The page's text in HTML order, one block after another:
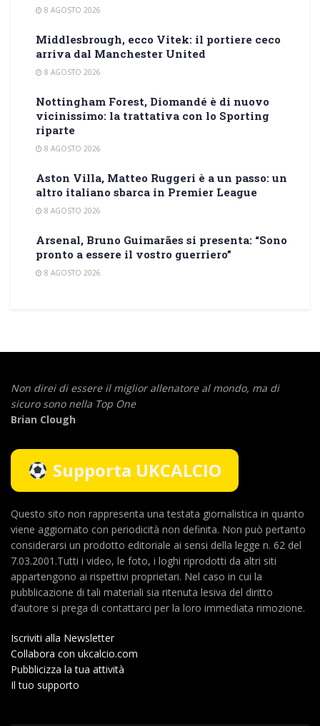
8 AGOSTO 2026
Middlesbrough, ecco Vitek: il portiere ceco
arriva dal Manchester United
8 AGOSTO 2026
Nottingham Forest, Diomandé è di nuovo
vicinissimo: la trattativa con lo Sporting
riparte
8 AGOSTO 2026
Aston Villa, Matteo Ruggeri è a un passo: un
altro italiano sbarca in Premier League
8 AGOSTO 2026
Arsenal, Bruno Guimarães si presenta: “Sono
pronto a essere il vostro guerriero”
8 AGOSTO 2026
Non direi di essere il miglior allenatore al mondo, ma di
sicuro sono nella Top One
Brian Clough
Supporta UKCALCIO
Questo sito non rappresenta una testata giornalistica in quanto
viene aggiornato con periodicità non definita. Non può pertanto
considerarsi un prodotto editoriale ai sensi della legge n. 62 del
7.03.2001.Tutti i video, le foto, i loghi riprodotti da altri siti
appartengono ai rispettivi proprietari. Nel caso in cui la
pubblicazione di tali materiali sia ritenuta lesiva del diritto
d’autore si prega di contattarci per la loro immediata rimozione.
Iscriviti alla Newsletter
Collabora con ukcalcio.com
Pubblicizza la tua attività
Il tuo supporto